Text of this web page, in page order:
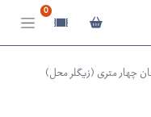
0
چهار متری (زیگلر محل)